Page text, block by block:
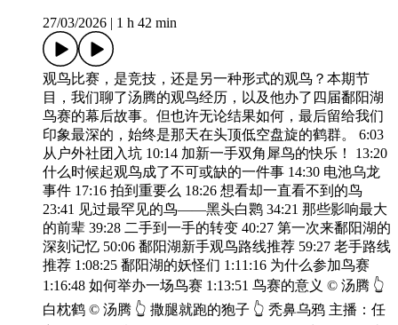
27/03/2026 1 h 42 min
观鸟比赛，是竞技，还是另一种形式的观鸟？本期节
目，我们聊了汤腾的观鸟经历，以及他办了四届鄱阳湖
鸟赛的幕后故事。但也许无论结果如何，最后留给我们
印象最深的，始终是那天在头顶低空盘旋的鹤群。 6:03
从户外社团入坑 10:14 加新一手双角犀鸟的快乐！ 13:20
什么时候起观鸟成了不可或缺的一件事 14:30 电池乌龙
事件 17:16 拍到重要么 18:26 想看却一直看不到的鸟
23:41 见过最罕见的鸟——黑头白鹮 34:21 那些影响最大
的前辈 39:28 二手到一手的转变 40:27 第一次来鄱阳湖的
深刻记忆 50:06 鄱阳湖新手观鸟路线推荐 59:27 老手路线
推荐 1:08:25 鄱阳湖的妖怪们 1:11:16 为什么参加鸟赛
1:16:48 如何举办一场鸟赛 1:13:51 鸟赛的意义 © 汤腾 👆
白枕鹤 © 汤腾 👆 撒腿就跑的狍子 👆 秃鼻乌鸦 主播：任